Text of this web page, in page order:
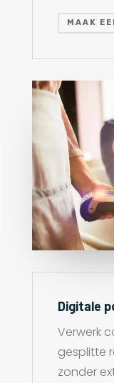
MAAK
Digitale
Verwerk
gesplitte
zonder